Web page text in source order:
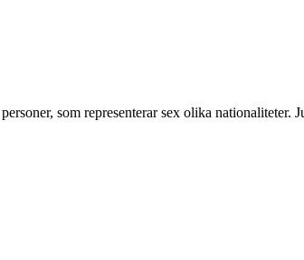
som representerar sex olika nationaliteter.